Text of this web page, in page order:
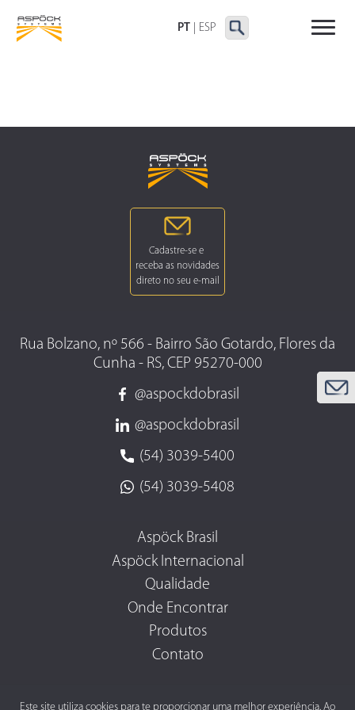
PT ESP
DELIMITADORAS E
LATERAIS
Este site utiliza cookies para te proporcionar uma melhor experiência. Ao
Rua Bolzano, nº 566 - Bairro São Gotardo, Flores da
Cunha - RS, CEP 95270-000
@aspockdobrasil
@aspockdobrasil
(54) 3039-5400
(54) 3039-5408
Aspöck Brasil
Aspöck Internacional
Qualidade
Onde Encontrar
Produtos
Contato